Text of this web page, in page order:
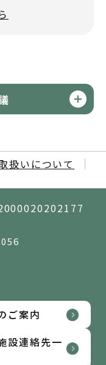
扱いについて
ご案内
設連絡先一